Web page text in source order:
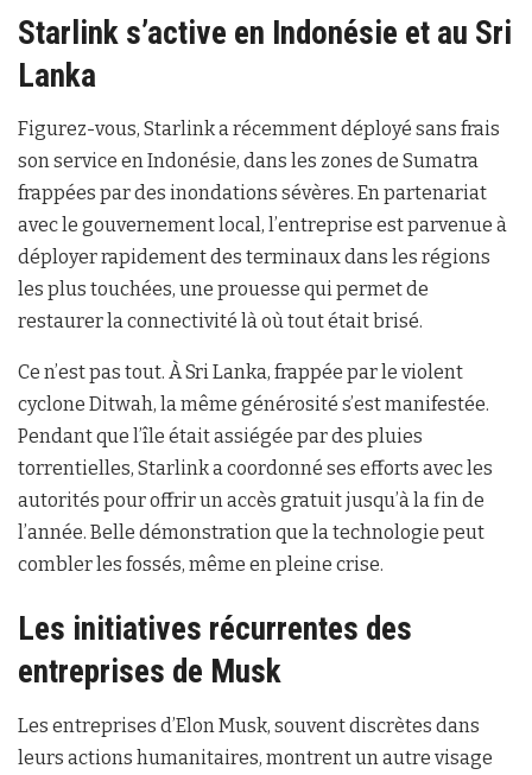
Starlink s’active en Indonésie et au Sri
Lanka
Figurez-vous, Starlink a récemment déployé sans frais
son service en Indonésie, dans les zones de Sumatra
frappées par des inondations sévères. En partenariat
avec le gouvernement local, l’entreprise est parvenue à
déployer rapidement des terminaux dans les régions
les plus touchées, une prouesse qui permet de
restaurer la connectivité là où tout était brisé.
Ce n’est pas tout. À Sri Lanka, frappée par le violent
cyclone Ditwah, la même générosité s’est manifestée.
Pendant que l’île était assiégée par des pluies
torrentielles, Starlink a coordonné ses efforts avec les
autorités pour offrir un accès gratuit jusqu’à la fin de
l’année. Belle démonstration que la technologie peut
combler les fossés, même en pleine crise.
Les initiatives récurrentes des
entreprises de Musk
Les entreprises d’Elon Musk, souvent discrètes dans
leurs actions humanitaires, montrent un autre visage